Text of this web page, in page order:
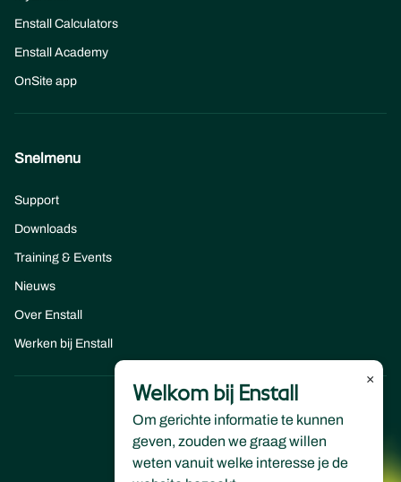
Enstall Calculators
Enstall Academy
OnSite app
Snelmenu
Support
Downloads
Training & Events
Nieuws
Over Enstall
Werken bij Enstall
×
Welkom bij Enstall
Om gerichte informatie te kunnen
geven, zouden we graag willen
weten vanuit welke interesse je de